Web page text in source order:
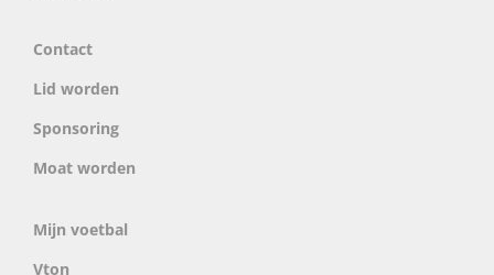
Contact
Lid worden
Sponsoring
Moat worden
Mijn voetbal
Vton